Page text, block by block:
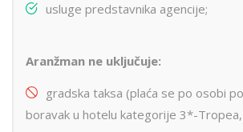
usluge predstavnika agencije;
Aranžman ne uključuje:
gradska taksa (plaća se po osobi
boravak u hotelu kategorije 3*-